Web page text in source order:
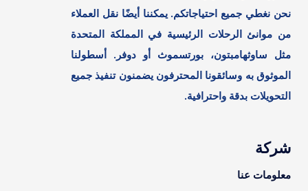
نحن نغطي جميع احتياجاتكم. يمكننا أيضًا نقل العملاء
من موانئ الرحلات الرئيسية في المملكة المتحدة
مثل ساوثهامبتون، بورتسموث أو دوفر. أسطولنا
الموثوق به وسائقونا المحترفون يضمنون تنفيذ جميع
التحويلات بدقة واحترافية.
شركة
معلومات عنا